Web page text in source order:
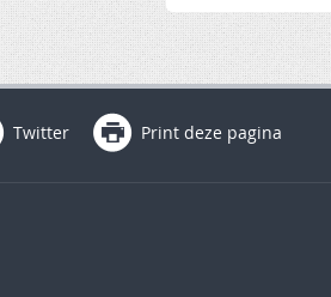
Twitter Print deze pagina